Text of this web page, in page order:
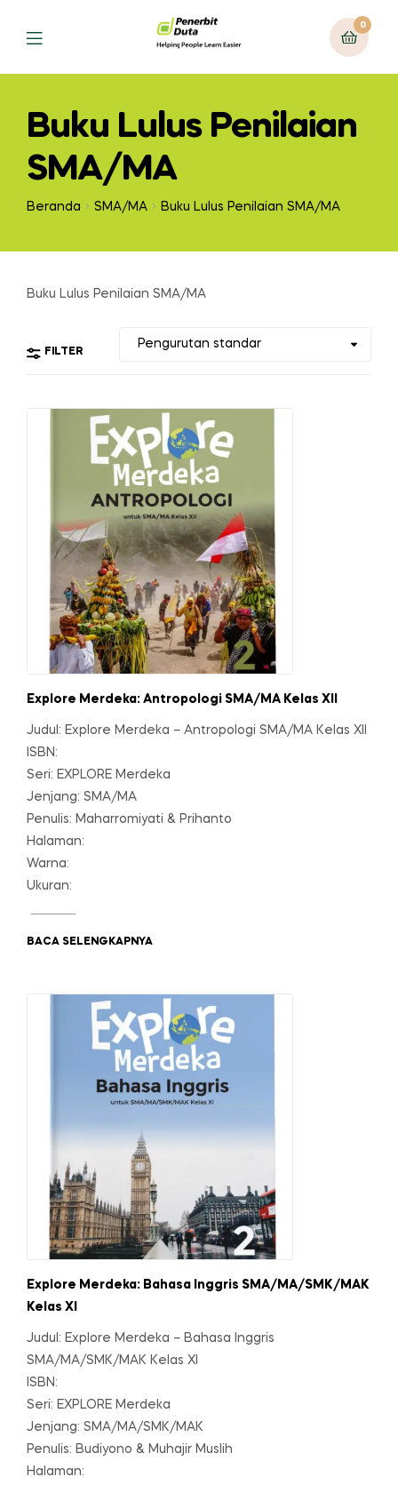
Menu
0
Buku Lulus Penilaian
SMA/MA
Beranda SMA/MA Buku Lulus Penilaian SMA/MA
Buku Lulus Penilaian SMA/MA
FILTER
Explore Merdeka: Antropologi SMA/MA Kelas XII
Judul: Explore Merdeka – Antropologi SMA/MA Kelas XII
ISBN:
Seri: EXPLORE Merdeka
Jenjang: SMA/MA
Penulis: Maharromiyati & Prihanto
Halaman:
Warna:
Ukuran:
BACA SELENGKAPNYA
Explore Merdeka: Bahasa Inggris SMA/MA/SMK/MAK
Kelas XI
Judul: Explore Merdeka – Bahasa Inggris
SMA/MA/SMK/MAK Kelas XI
ISBN:
Seri: EXPLORE Merdeka
Jenjang: SMA/MA/SMK/MAK
Penulis: Budiyono & Muhajir Muslih
Halaman: